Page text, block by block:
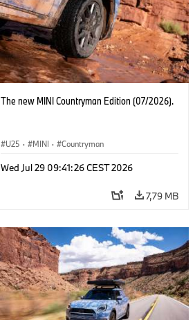
The new MINI Countryman Edition (07/2026).
U25 · MINI · Countryman
Wed Jul 29 09:41:26 CEST 2026
7,79 MB